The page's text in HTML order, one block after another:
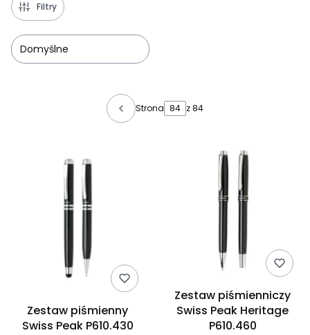
Filtry
Domyślne
Strona z 84
Zestaw piśmienny
Swiss Peak P610.430
Zestaw piśmienniczy
Swiss Peak Heritage
P610.460